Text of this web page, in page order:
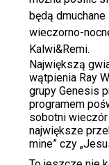
będą
wieczorno-
Kalwi&Remi.
Największą
wątpienia Ray
grupy Genesis
programem
sobotni
największe
mine” czy